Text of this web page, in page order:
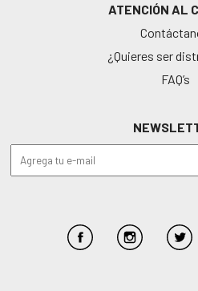
ATENCIÓN AL
¿Quieres ser
FAQ’s